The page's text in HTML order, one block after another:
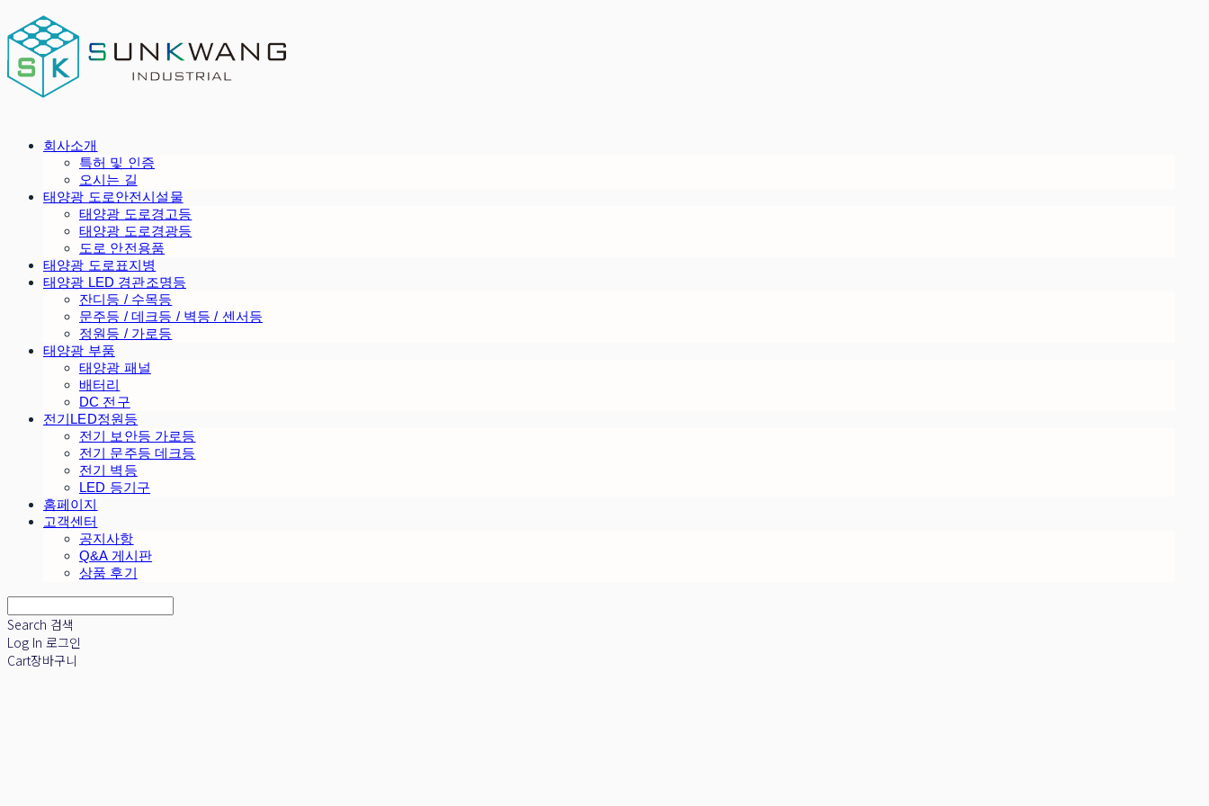
회사소개
특허 및 인증
오시는 길
태양광 도로안전시설물
태양광 도로경고등
태양광 도로경광등
도로 안전용품
태양광 도로표지병
태양광 LED 경관조명등
잔디등 / 수목등
문주등 / 데크등 / 벽등 / 센서등
정원등 / 가로등
태양광 부품
태양광 패널
배터리
DC 전구
전기LED정원등
전기 보안등 가로등
전기 문주등 데크등
전기 벽등
LED 등기구
홈페이지
고객센터
공지사항
Q&A 게시판
상품 후기
Search 검색
Log In 로그인
Cart장바구니